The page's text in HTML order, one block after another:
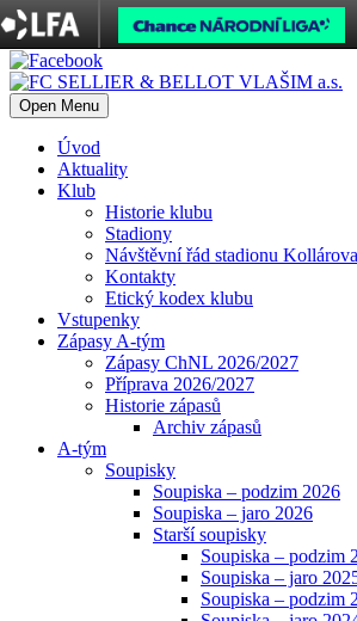
Open Menu
Úvod
Aktuality
Klub
Historie klubu
Stadiony
Návštěvní řád stadionu Kollárova
Kontakty
Etický kodex klubu
Vstupenky
Zápasy A-tým
Zápasy ChNL 2026/2027
Příprava 2026/2027
Historie zápasů
Archiv zápasů
A-tým
Soupisky
Soupiska – podzim 2026
Soupiska – jaro 2026
Starší soupisky
Soupiska – podzim
Soupiska – jaro
Soupiska – podzim